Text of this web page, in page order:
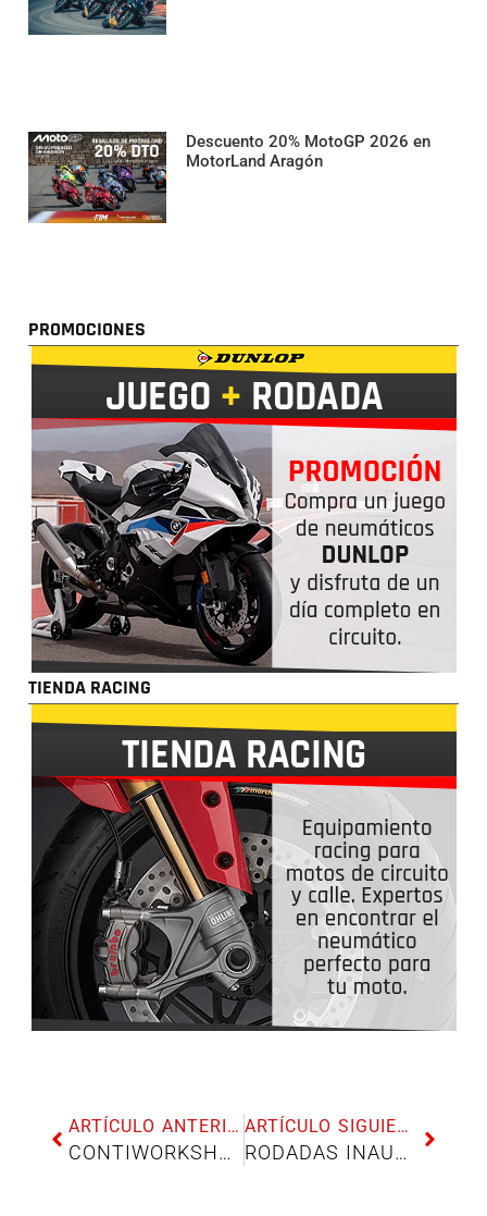
Descuento 20% MotoGP 2026 en
MotorLand Aragón
PROMOCIONES
TIENDA RACING
ARTÍCULO ANTERIOR
CONTIWORKSHOPDAYS 2017 EN LA VENTA EL MADROÑO
ARTÍCULO SIGUIENTE
RODADAS INAUGURACIÓN NUEVO TRAZADO CIRCUITO DE ANDALUCÍA